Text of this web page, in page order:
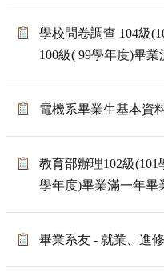
學校問卷調查 104級
100級( 99學年度)畢業
電機系畢業生基本資
教育部辦理102級
學年度)畢業滿一年畢
畢業系友 - 就業、進